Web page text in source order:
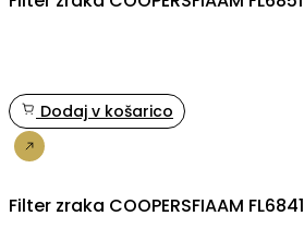
Dodaj v košarico
Filter zraka COOPERSFIAAM FL6841